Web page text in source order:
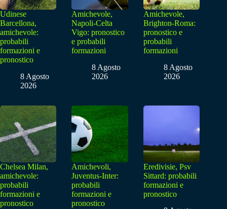
Udinese
Barcellona,
amichevole:
probabili
formazioni e
pronostico
8 Agosto
2026
Amichevole,
Napoli-Celta
Vigo: pronostico
e probabili
formazioni
8 Agosto
2026
Amichevole,
Brighton-Roma:
pronostico e
probabili
formazioni
8 Agosto
2026
Chelsea Milan,
amichevole:
probabili
formazioni e
pronostico
Amichevoli,
Juventus-Inter:
probabili
formazioni e
pronostico
Eredivisie, Psv
Sittard: probabili
formazioni e
pronostico